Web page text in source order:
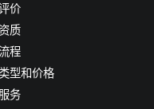
价
质
程
型和价格
务